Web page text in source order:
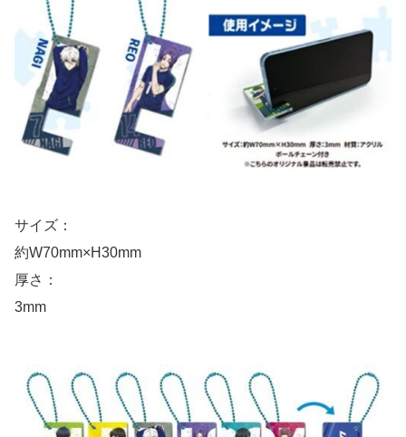
サイズ：
約W70mm×H30mm
厚さ：
3mm